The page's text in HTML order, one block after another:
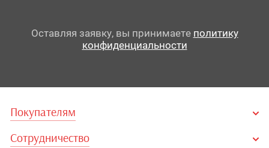
Оставляя заявку, вы принимаете политику
конфиденциальности
Покупателям
Сотрудничество